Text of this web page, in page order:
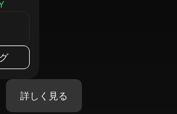
詳しく見る